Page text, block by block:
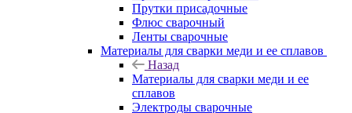
Прутки присадочные
Флюс сварочный
Ленты сварочные
Материалы для сварки меди и ее сплавов
Назад
Материалы для сварки меди и ее
сплавов
Электроды сварочные